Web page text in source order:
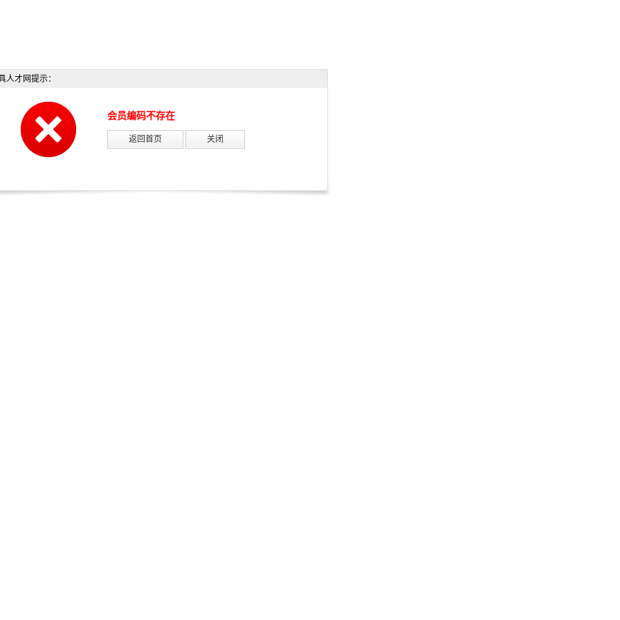
人才网提示：
会员编码不存在
返回首页 关闭